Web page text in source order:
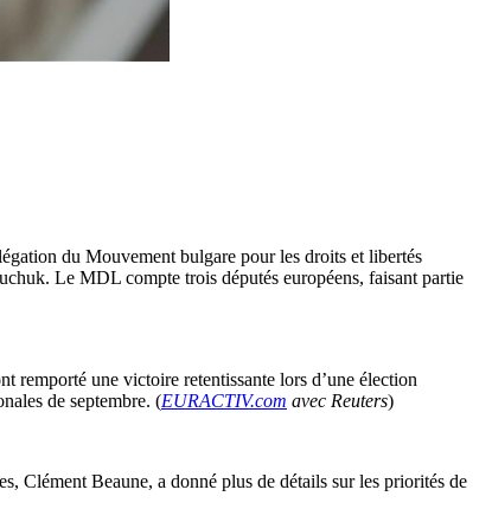
du Mouvement bulgare pour les droits et libertés
Le MDL compte trois députés européens, faisant partie
remporté une victoire retentissante lors d’une élection
de septembre. (EURACTIV.com avec Reuters)
Clément Beaune, a donné plus de détails sur les priorités de